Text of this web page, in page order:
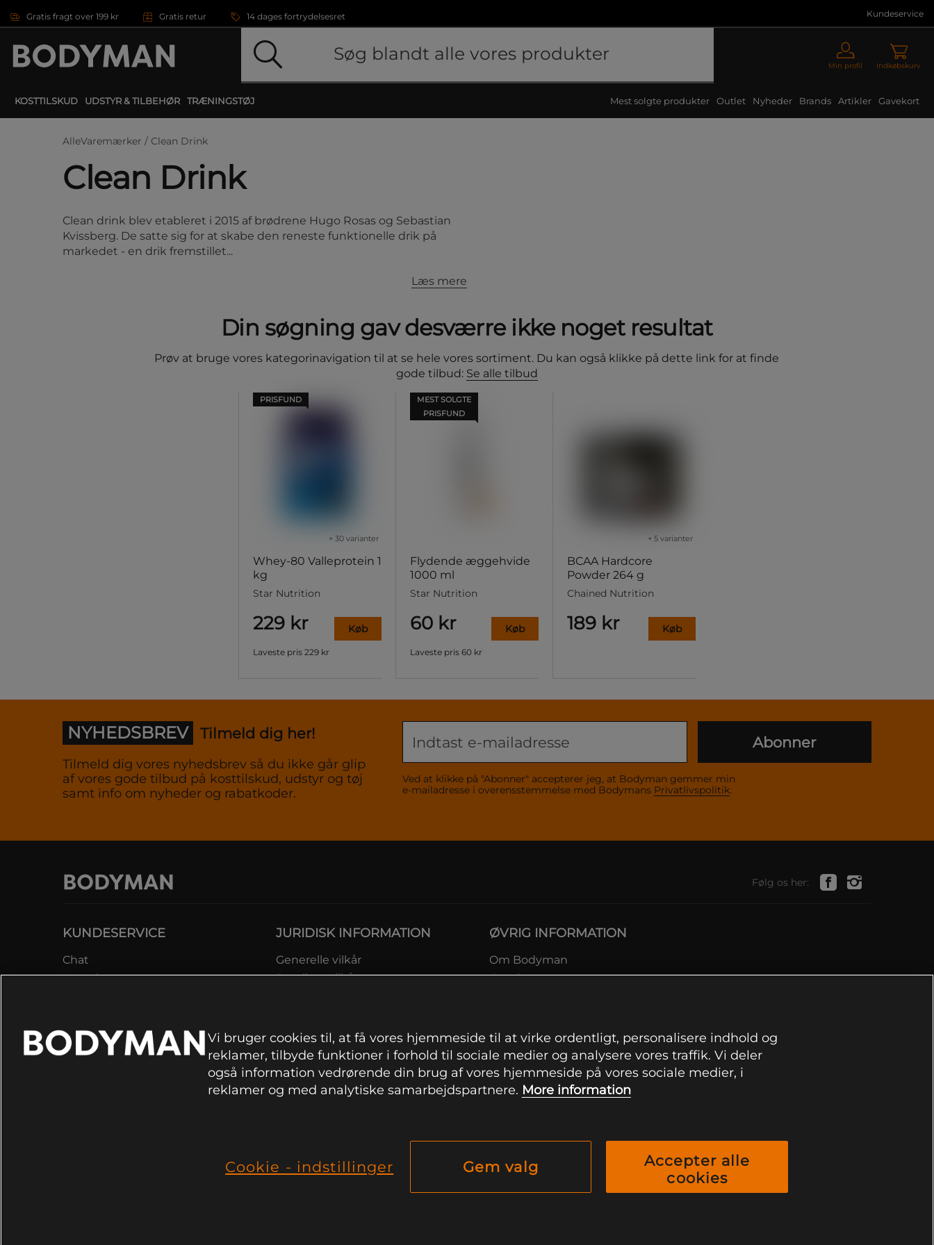
Gratis fragt over 199 kr Gratis retur 14 dages fortrydelsesret Kundeservice
Min profil Indkøbskurv
KOSTTILSKUD UDSTYR & TILBEHØR TRÆNINGSTØJ Mest solgte produkter Outlet Nyheder Brands Artikler Gavekort
AlleVaremærker / Clean Drink
Clean Drink
Clean drink blev etableret i 2015 af brødrene Hugo Rosas og Sebastian
Kvissberg. De satte sig for at skabe den reneste funktionelle drik på
markedet - en drik fremstillet...
Læs mere
Din søgning gav desværre ikke noget resultat
Prøv at bruge vores kategorinavigation til at se hele vores sortiment. Du kan også klikke på dette link for at finde
gode tilbud: Se alle tilbud
PRISFUND
Whey-80 Valleprotein 1
kg
+ 30 varianter
Star Nutrition
229 kr Køb
Laveste pris 229 kr
MEST SOLGTE
PRISFUND
Flydende æggehvide
1000 ml
Star Nutrition
60 kr Køb
Laveste pris 60 kr
BCAA Hardcore
Powder 264 g
+ 5 varianter
Chained Nutrition
189 kr Køb
NYHEDSBREV Tilmeld dig her!
Tilmeld dig vores nyhedsbrev så du ikke går glip
af vores gode tilbud på kosttilskud, udstyr og tøj
samt info om nyheder og rabatkoder.
Ved at klikke på "Abonner" accepterer jeg, at Bodyman gemmer min
e-mailadresse i overensstemmelse med Bodymans Privatlivspolitik.
Abonner
Følg os her:
KUNDESERVICE
Chat
Kontakt
Reklamer
FAQ
JURIDISK INFORMATION
Generelle vilkår
Betalingsvilkår
Leveringsinformation
Prisgaranti
Information om fortrydelsesret og
reklamationer
ØVRIG INFORMATION
Om Bodyman
Gavekort
Vi bruger cookies til, at få vores hjemmeside til at virke ordentligt, personalisere indhold og
reklamer, tilbyde funktioner i forhold til sociale medier og analysere vores traffik. Vi deler
også information vedrørende din brug af vores hjemmeside på vores sociale medier, i
reklamer og med analytiske samarbejdspartnere. More information
Cookie - indstillinger Gem valg
Accepter alle
cookies